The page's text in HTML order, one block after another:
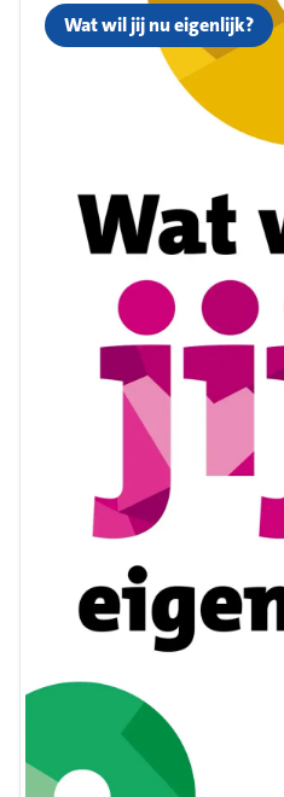
Wat wil jij nu eigenlijk?